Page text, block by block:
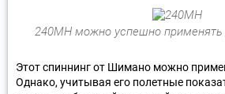
240МН можно успешно применять
Этот спиннинг от Шимано можно
Однако, учитывая его полетные